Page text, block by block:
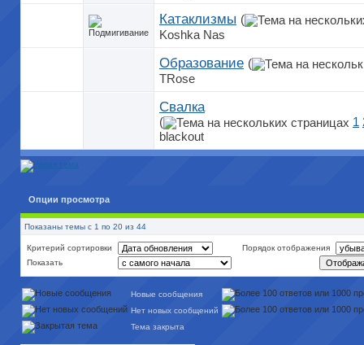
Катаклизмы (
Koshka Nas
Образование (
TRose
Свалка
( 1
blackout
Опции просмотра
Показаны темы с 1 по 20 из 44
Критерий сортировки
Порядок отображения
Показать
Новые сообщения
Нет новых сообщений
Тема закрыта